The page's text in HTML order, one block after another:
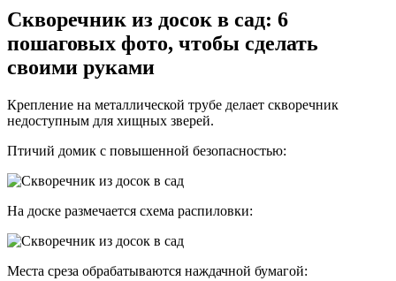
Скворечник из досок в сад: 6
пошаговых фото, чтобы сделать
своими руками
Крепление на металлической трубе делает скворечник
недоступным для хищных зверей.
Птичий домик с повышенной безопасностью:
На доске размечается схема распиловки:
Места среза обрабатываются наждачной бумагой: